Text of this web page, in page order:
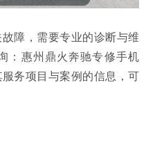
障，需要专业的诊断与维
：惠州鼎火奔驰专修手机
务项目与案例的信息，可